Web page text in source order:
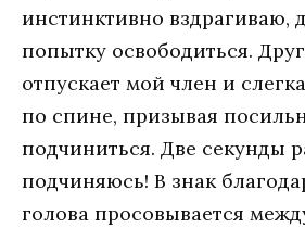
инстинктивно вздрагиваю,
попытку освободиться.
отпускает мой член и
по спине, призывая
подчиниться. Две секунды
подчиняюсь! В знак
голова просовывается